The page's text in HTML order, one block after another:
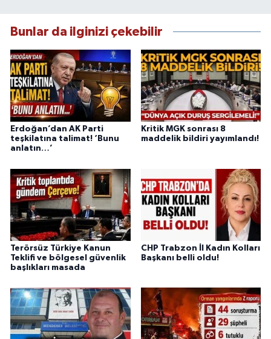
Bunlar da ilginizi çekebilir
Erdoğan’dan AK Parti
teşkilatına talimat! ‘Bunu
anlatın…’
Kritik MGK sonrası 8
maddelik bildiri yayımlandı!
Terörsüz Türkiye Kanun
Teklifi ve bölgesel güvenlik
başlıkları masada
CHP Trabzon İl Kadın Kolları
Başkanı belli oldu!